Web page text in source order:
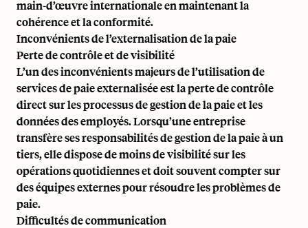
main-d’œuvre internationale en maintenant la
cohérence et la conformité.
Inconvénients de l’externalisation de la paie
Perte de contrôle et de visibilité
L’un des inconvénients majeurs de l’utilisation de
services de paie externalisée est la perte de contrôle
direct sur les processus de gestion de la paie et les
données des employés. Lorsqu’une entreprise
transfère ses responsabilités de gestion de la paie à un
tiers, elle dispose de moins de visibilité sur les
opérations quotidiennes et doit souvent compter sur
des équipes externes pour résoudre les problèmes de
paie.
Difficultés de communication